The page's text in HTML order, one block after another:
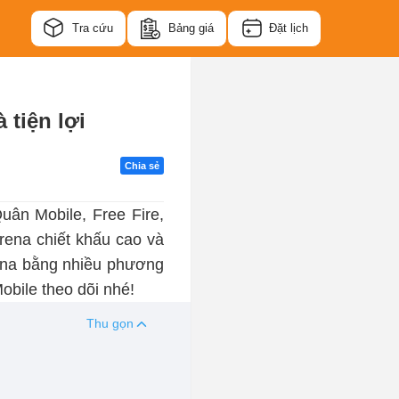
Tra cứu Bảng giá Đặt lịch
tiện lợi
Chia sẻ
Mobile, Free Fire,
chiết khấu cao và
bằng nhiều phương
theo dõi nhé!
Thu gọn